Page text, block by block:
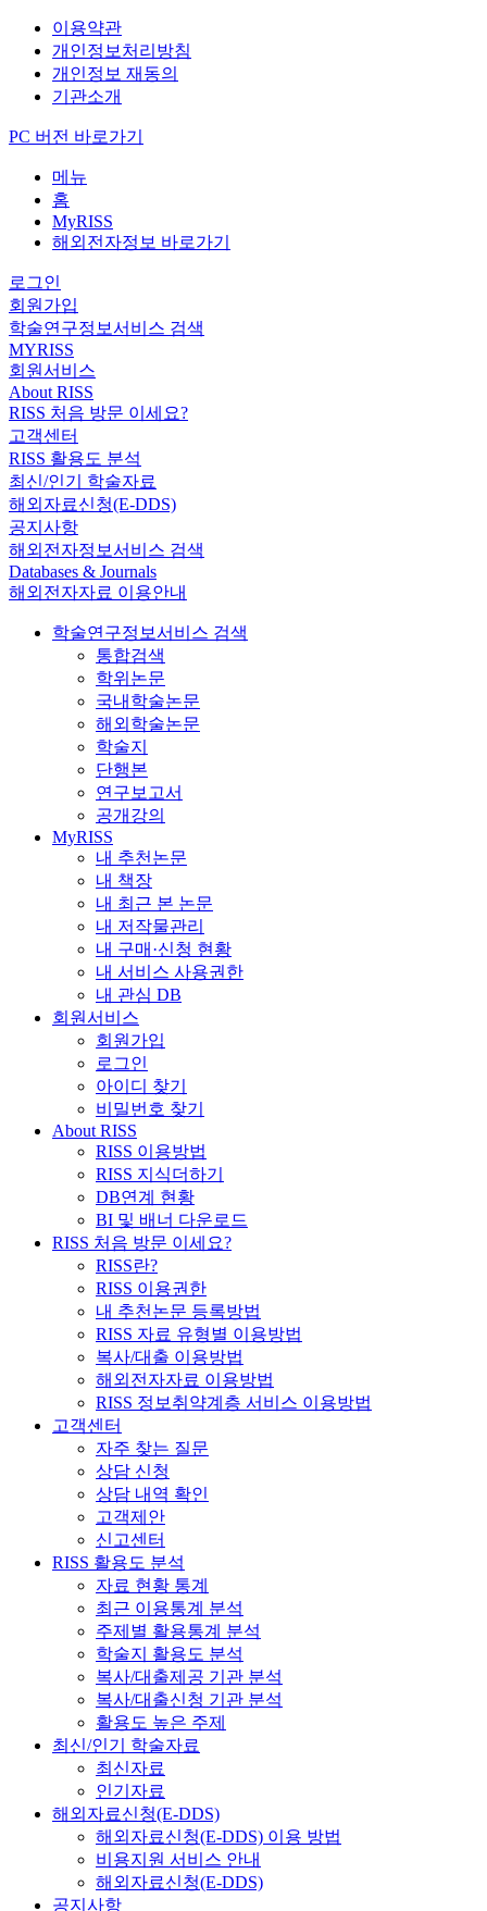
이용약관
개인정보처리방침
개인정보 재동의
기관소개
PC 버전 바로가기
메뉴
홈
MyRISS
해외전자정보 바로가기
로그인
회원가입
학술연구정보서비스 검색
MYRISS
회원서비스
About RISS
RISS 처음 방문 이세요?
고객센터
RISS 활용도 분석
최신/인기 학술자료
해외자료신청(E-DDS)
공지사항
해외전자정보서비스 검색
Databases & Journals
해외전자자료 이용안내
학술연구정보서비스 검색
통합검색
학위논문
국내학술논문
해외학술논문
학술지
단행본
연구보고서
공개강의
MyRISS
내 추천논문
내 책장
내 최근 본 논문
내 저작물관리
내 구매·신청 현황
내 서비스 사용권한
내 관심 DB
회원서비스
회원가입
로그인
아이디 찾기
비밀번호 찾기
About RISS
RISS 이용방법
RISS 지식더하기
DB연계 현황
BI 및 배너 다운로드
RISS 처음 방문 이세요?
RISS란?
RISS 이용권한
내 추천논문 등록방법
RISS 자료 유형별 이용방법
복사/대출 이용방법
해외전자자료 이용방법
RISS 정보취약계층 서비스 이용방법
고객센터
자주 찾는 질문
상담 신청
상담 내역 확인
고객제안
신고센터
RISS 활용도 분석
자료 현황 통계
최근 이용통계 분석
주제별 활용통계 분석
학술지 활용도 분석
복사/대출제공 기관 분석
복사/대출신청 기관 분석
활용도 높은 주제
최신/인기 학술자료
최신자료
인기자료
해외자료신청(E-DDS)
해외자료신청(E-DDS) 이용 방법
비용지원 서비스 안내
해외자료신청(E-DDS)
공지사항